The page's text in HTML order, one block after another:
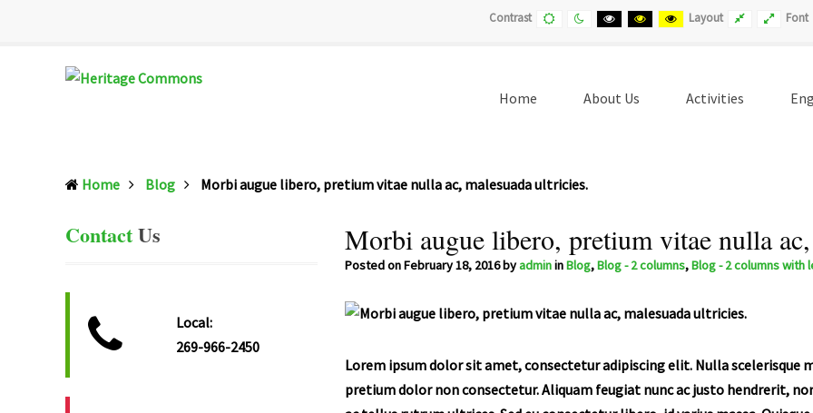
Enrichment
Contrast Default
contrast
Night
contrast
Black
and
Black
and
Yellow
and
Layout Fixed
layout
WideFont
Home About Us Activities
Home Blog Morbi augue libero, pretium vitae nulla ac, malesuada ultricies.(current)
Morbi augue libero, pretium vitae nulla
Posted onFebruary 18, 2016byadmininBlog,Blog - 2 columns,Blog - 2 columns with
Lorem ipsum dolor sit amet, consectetur adipiscing elit. Nulla
pretium dolor non consectetur. Aliquam feugiat nunc ac justo hendrerit,
ContactUs
Local:
269-966-2450